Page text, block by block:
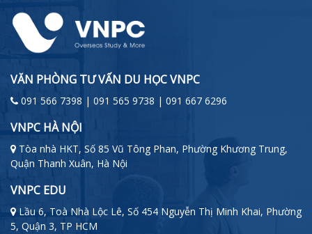
VĂN PHÒNG TƯ VẤN DU HỌC VNPC
091 566 7398 | 091 565 9738 | 091 667 6296
VNPC HÀ NỘI
Tòa nhà HKT, Số 85 Vũ Tông Phan, Phường Khương Trung,
Quận Thanh Xuân, Hà Nội
VNPC EDU
Lầu 6, Toà Nhà Lộc Lê, Số 454 Nguyễn Thị Minh Khai, Phường
5, Quận 3, TP HCM